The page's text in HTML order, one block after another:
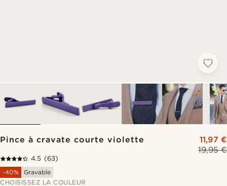
Pince à cravate courte violette
19,95 €
11,97 €
4.5 (63)
-40%
Gravable
CHOISISSEZ LA COULEUR